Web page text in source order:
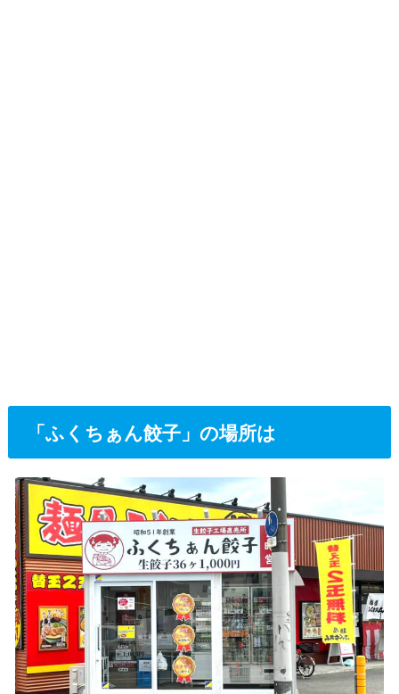
「ふくちぁん餃子」の場所は